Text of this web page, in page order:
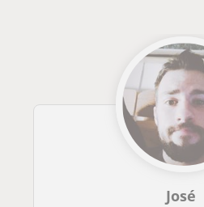
José